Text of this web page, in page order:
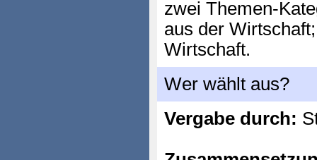
zwei Themen-
aus der
Wirtschaft.
Wer wählt aus?
Vergabe durch: